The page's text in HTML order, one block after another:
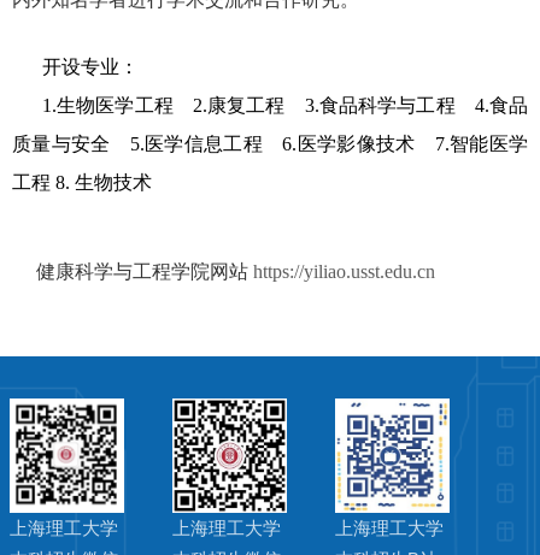
开设专业：
1.生物医学工程 2.康复工程 3.食品科学与工程 4.食品
质量与安全 5.医学信息工程6. 医学影像技术 7.智能医学
工程 8. 生物技术
健康科学与工程学院网站 https://yiliao.usst.edu.cn
上海理工大学
上海理工大学
上海理工大学